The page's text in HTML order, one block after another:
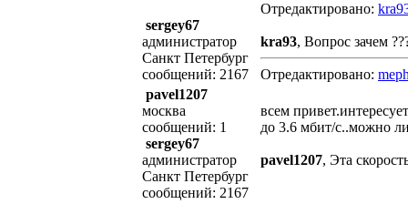
Отредактировано:
sergey67
администратор
Санкт Петербург
сообщений: 2167
kra93, Вопрос зачем
Отредактировано:
pavel1207
москва
сообщений: 1
всем
до 3.6 мбит/с..можно
sergey67
администратор
Санкт Петербург
сообщений: 2167
pavel1207, Эта